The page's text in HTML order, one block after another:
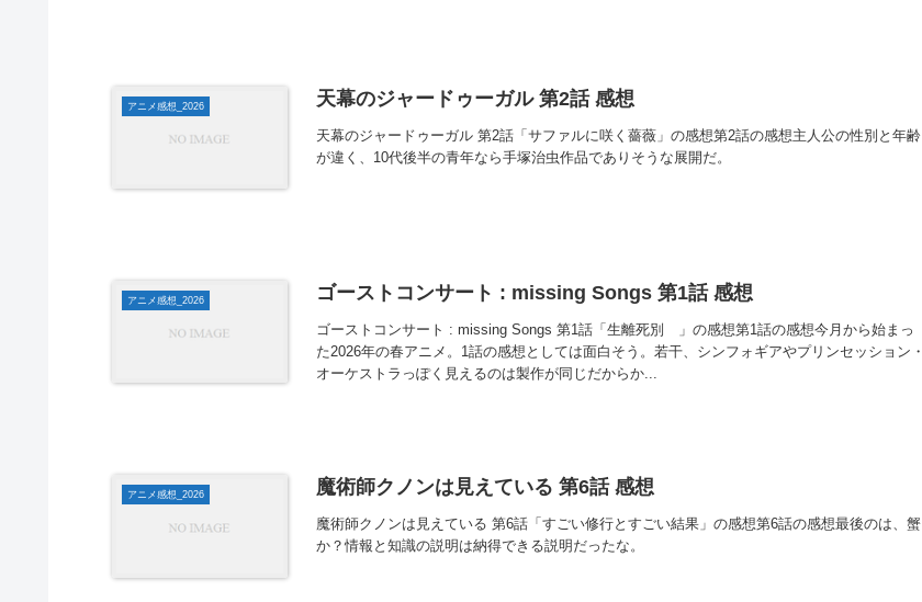
アニメ感想_2026 天幕のジャードゥーガル 第2話 感想
天幕のジャードゥーガル 第2話「サファルに咲く薔薇」の感想第2話の感想主人公の性別と年齢
が違く、10代後半の青年なら手塚治虫作品でありそうな展開だ。
アニメ感想_2026 ゴーストコンサート : missing Songs 第1話 感想
ゴーストコンサート : missing Songs 第1話「生離死別 」の感想第1話の感想今月から始まっ
た2026年の春アニメ。1話の感想としては面白そう。若干、シンフォギアやプリンセッション・
オーケストラっぽく見えるのは製作が同じだからか...
アニメ感想_2026 魔術師クノンは見えている 第6話 感想
魔術師クノンは見えている 第6話「すごい修行とすごい結果」の感想第6話の感想最後のは、蟹
か？情報と知識の説明は納得できる説明だったな。